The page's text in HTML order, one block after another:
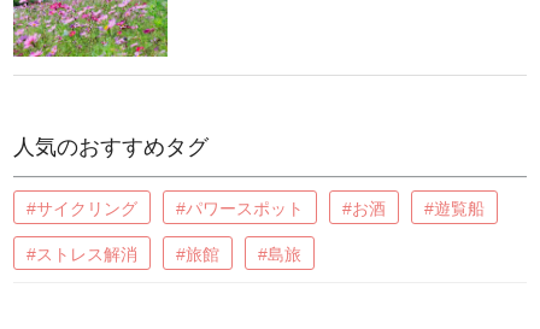
人気のおすすめタグ
#サイクリング #パワースポット #お酒 #遊覧船
#ストレス解消 #旅館 #島旅